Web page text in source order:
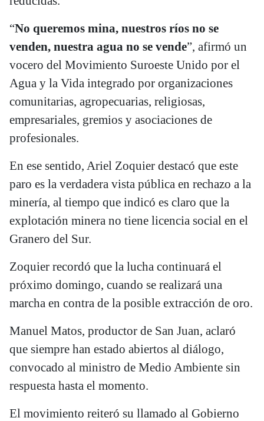
“No queremos mina, nuestros ríos no se
venden, nuestra agua no se vende”, afirmó un
vocero del Movimiento Suroeste Unido por el
Agua y la Vida integrado por organizaciones
comunitarias, agropecuarias, religiosas,
empresariales, gremios y asociaciones de
profesionales.
En ese sentido, Ariel Zoquier destacó que este
paro es la verdadera vista pública en rechazo a la
minería, al tiempo que indicó es claro que la
explotación minera no tiene licencia social en el
Granero del Sur.
Zoquier recordó que la lucha continuará el
próximo domingo, cuando se realizará una
marcha en contra de la posible extracción de oro.
Manuel Matos, productor de San Juan, aclaró
que siempre han estado abiertos al diálogo,
convocado al ministro de Medio Ambiente sin
respuesta hasta el momento.
El movimiento reiteró su llamado al Gobierno